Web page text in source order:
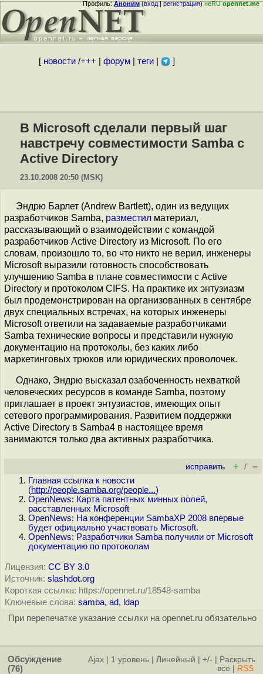
Профиль:Аноним(вход|регистрация)неRUopennet.me
[ новости/+++ форум| теги| ]
В Microsoft сделали первый шаг
навстречу совместимости Samba с
Active Directory
23.10.2008 20:50 (MSK)
Эндрю Барлет (Andrew Bartlett), один из ведущих
разработчиков Samba, разместил материал,
рассказывающий о взаимодействии с командой
разработчиков Active Directory из Microsoft. По его
словам, произошло то, во что никто не верил, инженеры
Microsoft выразили готовность способствовать
улучшению Samba в плане совместимости с Active
Directory и протоколом CIFS. На практике их энтузиазм
был продемонстрирован на организованных в сентябре
двух специальных встречах, на которых инженеры
Microsoft ответили на задаваемые разработчиками
Samba технические вопросы и представили нужную
документацию на протоколы, без каких либо
маркетинговых трюков или юридических проволочек.
Однако, Эндрю высказал озабоченность нехваткой
человеческих ресурсов в команде Samba, поэтому
приглашает в проект энтузиастов, имеющих опыт
сетевого программирования. Развитием поддержки
Active Directory в Samba4 в настоящее время
занимаются только два активных разработчика.
исправить + / –
Главная ссылка к новости
(http://people.samba.org/people...)
OpenNews: Карта патентных минных полей,
расставленных Microsoft
OpenNews: На конференции SambaXP 2008 впервые
будет официально участвовать Microsoft.
OpenNews: Разработчики Samba получили от Microsoft
документацию по протоколам
Лицензия: CC BY 3.0
Источник: slashdot.org
Короткая ссылка: https://opennet.ru/18548-samba
Ключевые слова: samba, ad, ldap
При перепечатке указание ссылки на opennet.ru обязательно
Обсуждение
(76)
Ajax 1 уровень Линейный +/-
Раскрыть
всё
RSS